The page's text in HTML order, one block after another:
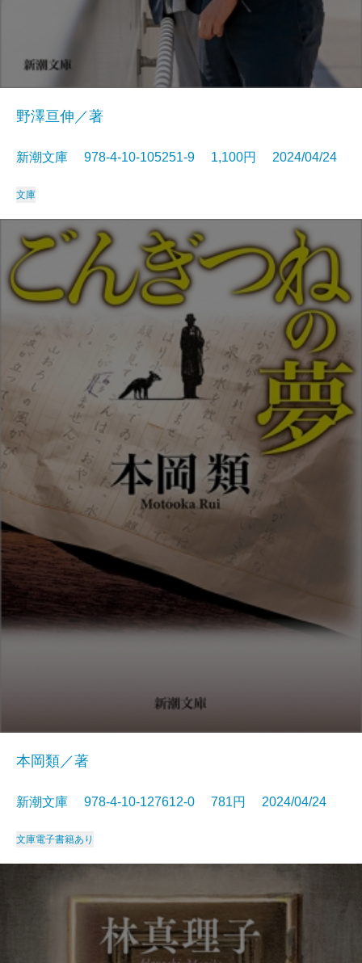
野澤亘伸／著
新潮文庫 978-4-10-105251-9 1,100円 2024/04/24
文庫
本岡類／著
新潮文庫 978-4-10-127612-0 781円 2024/04/24
文庫電子書籍あり